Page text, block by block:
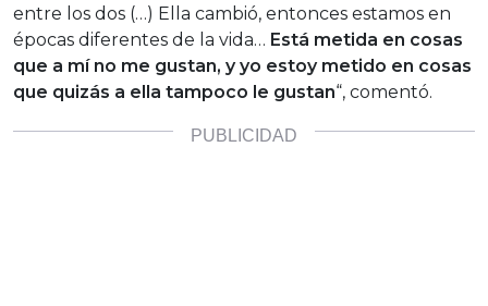
entre los dos (…) Ella cambió, entonces estamos en
épocas diferentes de la vida… Está metida en cosas
que a mí no me gustan, y yo estoy metido en cosas
que quizás a ella tampoco le gustan“, comentó.